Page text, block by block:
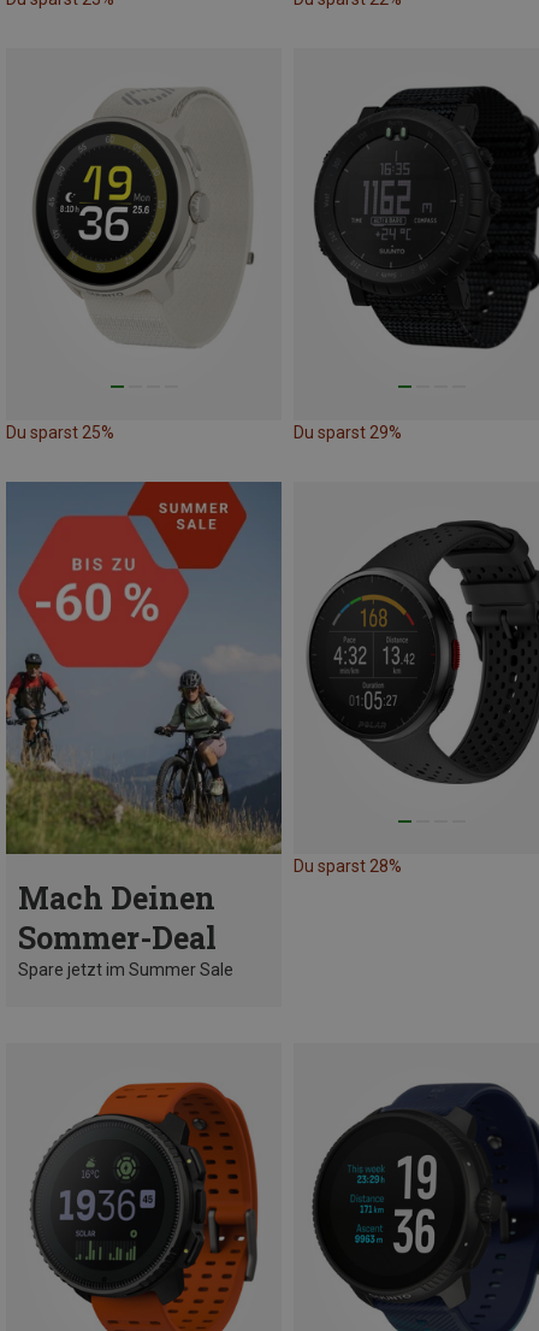
Du sparst 25% Du sparst 29%
Mach Deinen
Sommer-Deal
Spare jetzt im Summer Sale
Du sparst 28%